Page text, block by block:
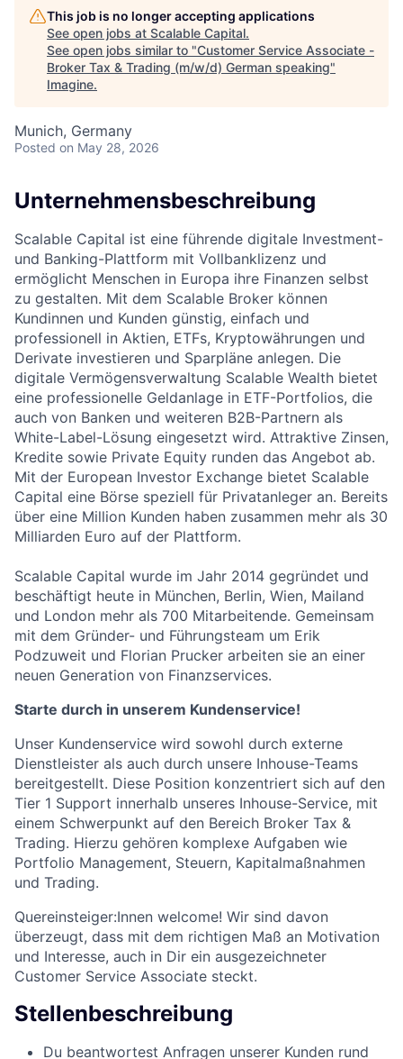
This job is no longer accepting applications
See open jobs at Scalable Capital.
See open jobs similar to "Customer Service Associate -
Broker Tax & Trading (m/w/d) German speaking"
Imagine.
Munich, Germany
Posted on May 28, 2026
Unternehmensbeschreibung
Scalable Capital ist eine führende digitale Investment-
und Banking-Plattform mit Vollbanklizenz und
ermöglicht Menschen in Europa ihre Finanzen selbst
zu gestalten. Mit dem Scalable Broker können
Kundinnen und Kunden günstig, einfach und
professionell in Aktien, ETFs, Kryptowährungen und
Derivate investieren und Sparpläne anlegen. Die
digitale Vermögensverwaltung Scalable Wealth bietet
eine professionelle Geldanlage in ETF-Portfolios, die
auch von Banken und weiteren B2B-Partnern als
White-Label-Lösung eingesetzt wird. Attraktive Zinsen,
Kredite sowie Private Equity runden das Angebot ab.
Mit der European Investor Exchange bietet Scalable
Capital eine Börse speziell für Privatanleger an. Bereits
über eine Million Kunden haben zusammen mehr als 30
Milliarden Euro auf der Plattform.
Scalable Capital wurde im Jahr 2014 gegründet und
beschäftigt heute in München, Berlin, Wien, Mailand
und London mehr als 700 Mitarbeitende. Gemeinsam
mit dem Gründer- und Führungsteam um Erik
Podzuweit und Florian Prucker arbeiten sie an einer
neuen Generation von Finanzservices.
Starte durch in unserem Kundenservice!
Unser Kundenservice wird sowohl durch externe
Dienstleister als auch durch unsere Inhouse-Teams
bereitgestellt. Diese Position konzentriert sich auf den
Tier 1 Support innerhalb unseres Inhouse-Service, mit
einem Schwerpunkt auf den Bereich Broker Tax &
Trading. Hierzu gehören komplexe Aufgaben wie
Portfolio Management, Steuern, Kapitalmaßnahmen
und Trading.
Quereinsteiger:Innen welcome! Wir sind davon
überzeugt, dass mit dem richtigen Maß an Motivation
und Interesse, auch in Dir ein ausgezeichneter
Customer Service Associate steckt.
Stellenbeschreibung
Du beantwortest Anfragen unserer Kunden rund